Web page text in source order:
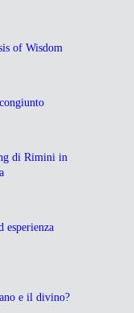
of Wisdom
di Rimini in
esperienza
e il divino?